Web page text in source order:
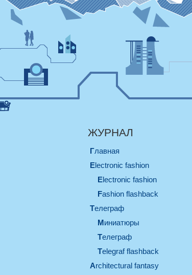
ЖУРНАЛ
Главная
electronic fashion
electronic fashion
Fashion flashback
телеграф
миниатюры
телеграф
Telegraf flashback
architectural fantasy